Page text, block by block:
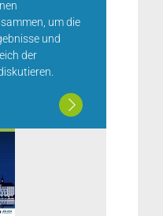
um die
und
der